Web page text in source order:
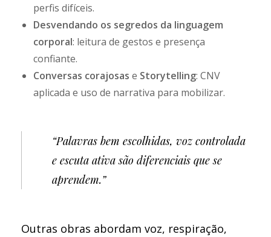
perfis difíceis.
Desvendando os segredos da linguagem
corporal: leitura de gestos e presença
confiante.
Conversas corajosas e Storytelling: CNV
aplicada e uso de narrativa para mobilizar.
“Palavras bem escolhidas, voz controlada
e escuta ativa são diferenciais que se
aprendem.”
Outras obras abordam voz, respiração,